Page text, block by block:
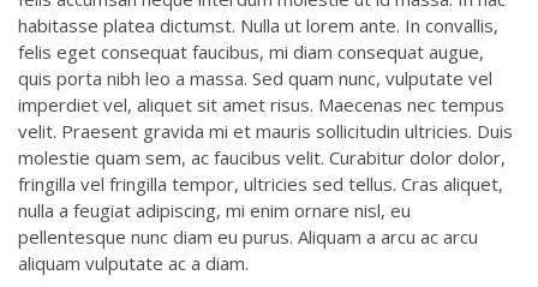
habitasse platea dictumst. Nulla ut lorem ante. In convallis,
felis eget consequat faucibus, mi diam consequat augue,
quis porta nibh leo a massa. Sed quam nunc, vulputate vel
imperdiet vel, aliquet sit amet risus. Maecenas nec tempus
velit. Praesent gravida mi et mauris sollicitudin ultricies. Duis
molestie quam sem, ac faucibus velit. Curabitur dolor dolor,
fringilla vel fringilla tempor, ultricies sed tellus. Cras aliquet,
nulla a feugiat adipiscing, mi enim ornare nisl, eu
pellentesque nunc diam eu purus. Aliquam a arcu ac arcu
aliquam vulputate ac a diam.